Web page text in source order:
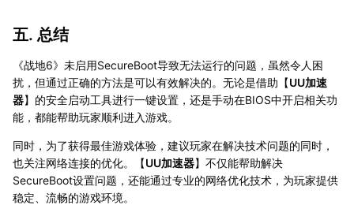
五. 总结
《战地6》未启用SecureBoot导致无法运行的问题，虽然令人困
扰，但通过正确的方法是可以有效解决的。无论是借助【UU加速
器】的安全启动工具进行一键设置，还是手动在BIOS中开启相关功
能，都能帮助玩家顺利进入游戏。
同时，为了获得最佳游戏体验，建议玩家在解决技术问题的同时，
也关注网络连接的优化。【UU加速器】不仅能帮助解决
SecureBoot设置问题，还能通过专业的网络优化技术，为玩家提供
稳定、流畅的游戏环境。